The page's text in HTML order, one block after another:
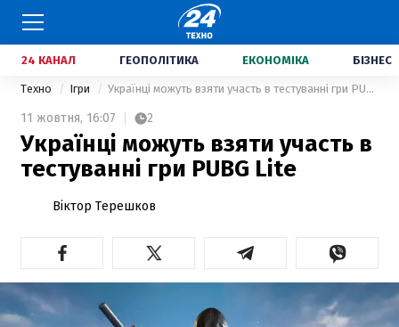
24 КАНАЛ ГЕОПОЛІТИКА ЕКОНОМІКА БІЗНЕС
Техно Ігри Українці можуть взяти участь в тестуванні гри PUBG Lite
11 жовтня, 16:07 2
Українці можуть взяти участь в
тестуванні гри PUBG Lite
Віктор Терешков